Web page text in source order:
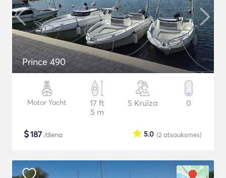
Prince 490
Motor Yacht
17 ft
5 m
5 Kruīza 0
$187 /diena (2 atsauksmes)
5.0